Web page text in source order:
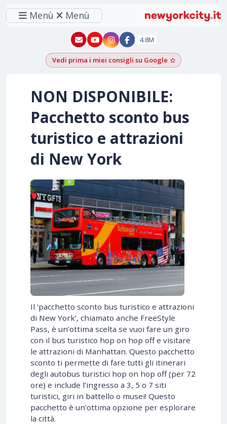
Menù Menù
New York - YouTube
New York - Instagram
4.8M
Vedi prima i miei consigli su Google Aggiungi
NON DISPONIBILE:
Pacchetto sconto bus
turistico e attrazioni
di New York
Il ‘pacchetto sconto bus turistico e attrazioni
di New York’, chiamato anche FreeStyle
Pass, è un’ottima scelta se vuoi fare un giro
con il bus turistico hop on hop off e visitare
le attrazioni di Manhattan. Questo pacchetto
sconto ti permette di fare tutti gli itinerari
degli autobus turistici hop on hop off (per 72
ore) e include l’ingresso a 3, 5 o 7 siti
turistici, giri in battello o musei! Questo
pacchetto è un’ottima opzione per esplorare
la città.